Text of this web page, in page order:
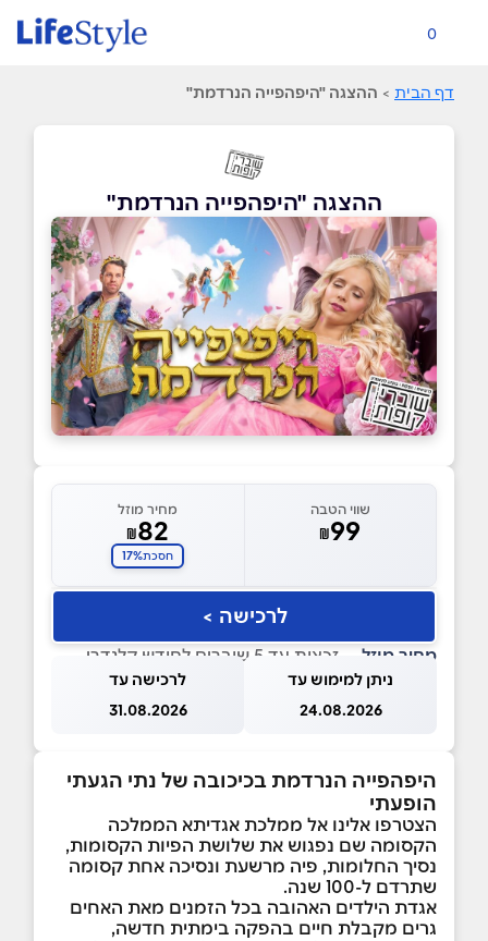
0
דף הבית > ההצגה "היפהפייה הנרדמת"
ההצגה "היפהפייה הנרדמת"
שווי הטבה
₪99
מחיר מוזל
₪82
חסכת17%
לרכישה >
מחיר מוזל — זכאות עד 5 שוברים לחודש קלנדרי
ניתן למימוש עד
24.08.2026
לרכישה עד
31.08.2026
היפהפייה הנרדמת בכיכובה של נתי הגעתי
הופעתי
הצטרפו אלינו אל ממלכת אגדיתא הממלכה
הקסומה שם נפגוש את שלושת הפיות הקסומות,
נסיך החלומות, פיה מרשעת ונסיכה אחת קסומה
שתרדם ל-100 שנה.
אגדת הילדים האהובה בכל הזמנים מאת האחים
גרים מקבלת חיים בהפקה בימתית חדשה,